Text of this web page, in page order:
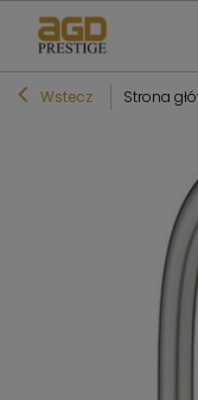
Wstecz Strona